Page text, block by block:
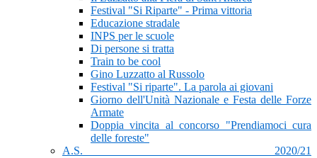
Festival "Si Riparte" - Prima vittoria
Educazione stradale
INPS per le scuole
Di persone si tratta
Train to be cool
Gino Luzzatto al Russolo
Festival "Si riparte". La parola ai giovani
Giorno dell'Unità Nazionale e Festa delle Forze
Armate
Doppia vincita al concorso "Prendiamoci cura
delle foreste"
A.S. 2020/21